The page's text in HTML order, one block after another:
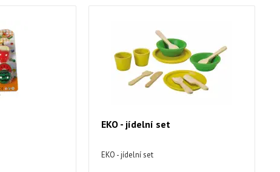
EKO - jídelní set
EKO - jídelní set